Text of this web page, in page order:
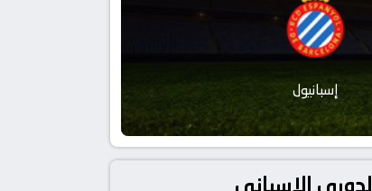
إسبانيول